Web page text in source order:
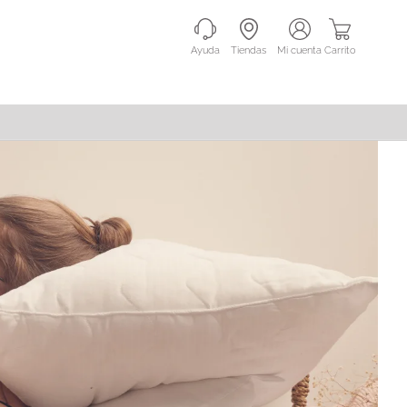
Ayuda Tiendas mi cuenta Carrito